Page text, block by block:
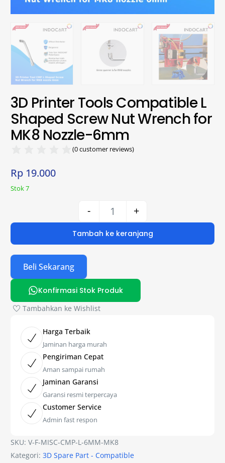
3D Printer Tools Compatible L
Shaped Screw Nut Wrench for
MK8 Nozzle-6mm
(0customer reviews)
Rp 19.000
Stok 7
- +
Tambah ke keranjang
Beli Sekarang
Konfirmasi Stok Produk
Tambahkan ke Wishlist
Harga Terbaik
Jaminan harga murah
Pengiriman Cepat
Aman sampai rumah
Jaminan Garansi
Garansi resmi terpercaya
Customer Service
Admin fast respon
SKU:V-F-MISC-CMP-L-6MM-MK8
Kategori:3D Spare Part - Compatible